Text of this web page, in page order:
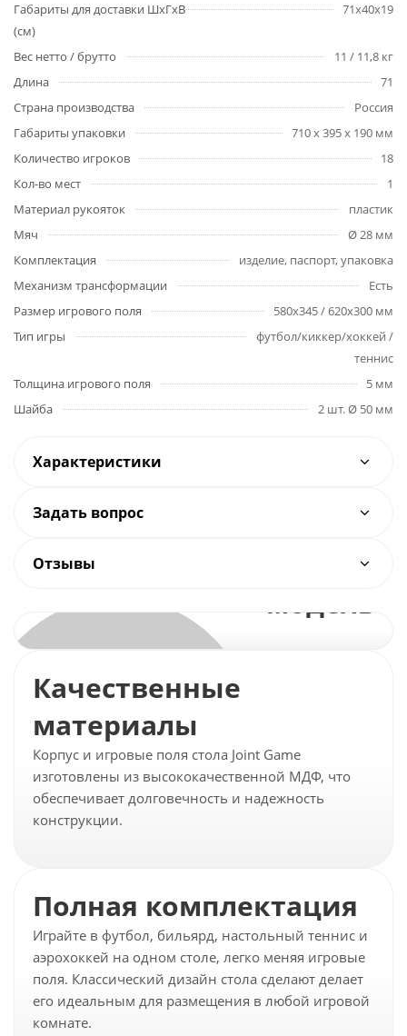
Габариты для доставки ШхГхВ
(см)
71х40х19
Вес нетто / брутто
11 / 11,8 кг
Длина
71
Страна производства
Россия
Габариты упаковки
710 x 395 x 190 мм
Количество игроков
18
Кол-во мест
1
Материал рукояток
пластик
Мяч
Ø 28 мм
Комплектация
изделие, паспорт, упаковка
Механизм трансформации
Есть
Размер игрового поля
580х345 / 620x300 мм
Тип игры
футбол/киккер/хоккей /
теннис
Толщина игрового поля
5 мм
Шайба
2 шт. Ø 50 мм
Характеристики
Задать вопрос
Отзывы
Многофункциональная
модель
Качественные
материалы
Корпус и игровые поля стола Joint Game
изготовлены из высококачественной МДФ, что
обеспечивает долговечность и надежность
конструкции.
Полная комплектация
Играйте в футбол, бильярд, настольный теннис и
аэрохоккей на одном столе, легко меняя игровые
поля. Классический дизайн стола сделают делает
его идеальным для размещения в любой игровой
комнате.